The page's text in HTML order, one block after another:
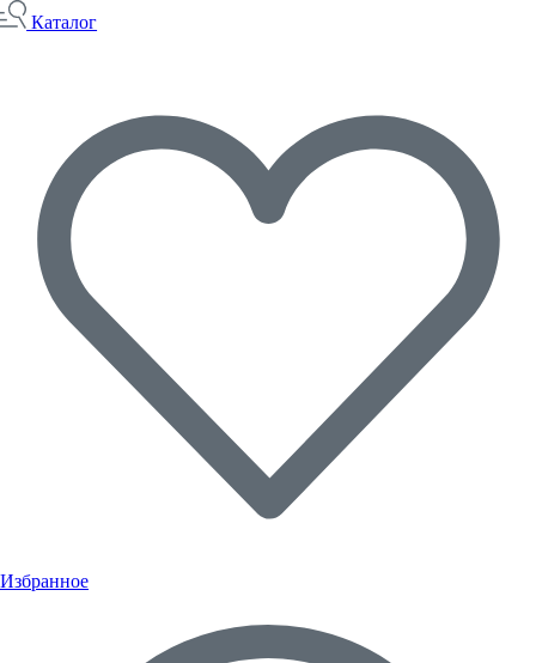
Каталог
Избранное